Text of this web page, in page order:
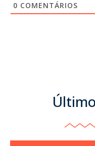
0 COMENTÁRIOS